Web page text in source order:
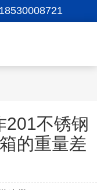
18530008721
201不锈钢
的重量差